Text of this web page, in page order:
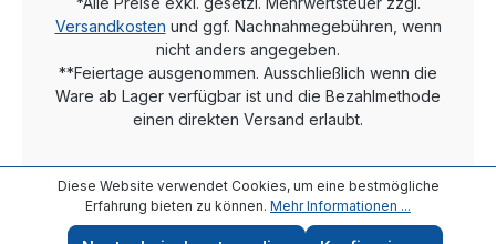
Versandkosten und ggf. Nachnahmegebühren, wenn
nicht anders angegeben.
**Feiertage ausgenommen. Ausschließlich wenn die
Ware ab Lager verfügbar ist und die Bezahlmethode
einen direkten Versand erlaubt.
Diese Website verwendet Cookies, um eine bestmögliche
Erfahrung bieten zu können. Mehr Informationen ...